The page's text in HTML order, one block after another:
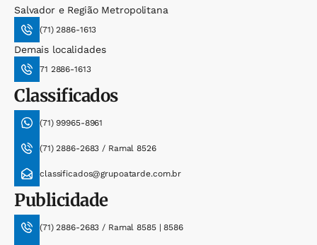
Salvador e Região Metropolitana
(71) 2886-1613
Demais localidades
71 2886-1613
Classificados
(71) 99965-8961
(71) 2886-2683 / Ramal 8526
classificados@grupoatarde.com.br
Publicidade
(71) 2886-2683 / Ramal 8585 | 8586